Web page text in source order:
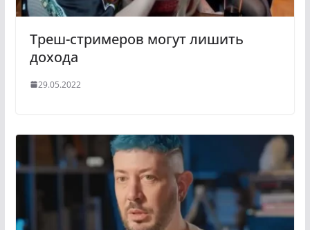
Треш-стримеров могут лишить
дохода
29.05.2022